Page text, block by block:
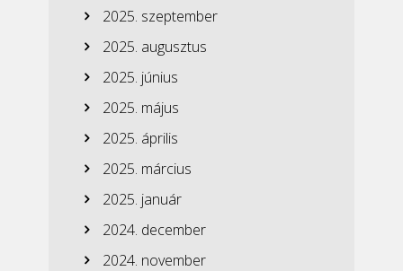
2025. szeptember
2025. augusztus
2025. június
2025. május
2025. április
2025. március
2025. január
2024. december
2024. november